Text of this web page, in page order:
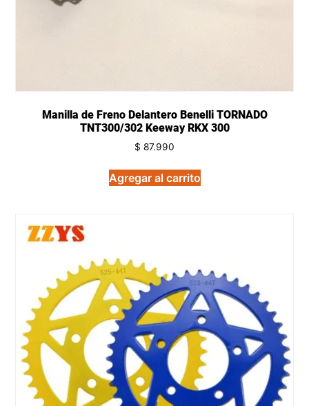
Manilla de Freno Delantero Benelli TORNADO
TNT300/302 Keeway RKX 300
$ 87.990
Agregar al carrito